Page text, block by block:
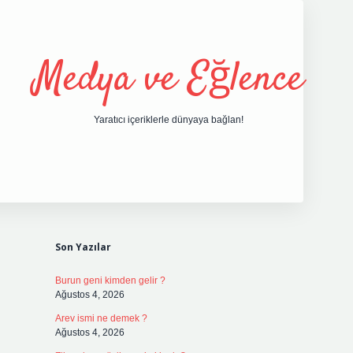
Medya ve Eğlence
Yaratıcı içeriklerle dünyaya bağlan!
Son Yazılar
Burun geni kimden gelir ?
Ağustos 4, 2026
Arev ismi ne demek ?
Ağustos 4, 2026